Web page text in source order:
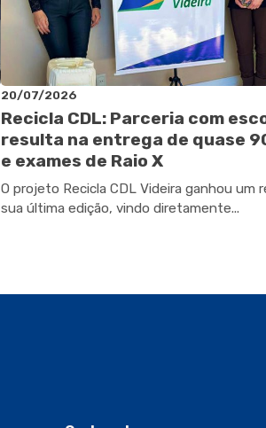
20/07/2026
Recicla CDL: Parceria com
resulta na entrega de quase
e exames de Raio X
O projeto Recicla CDL Videira ganhou um
sua última edição, vindo diretamente...